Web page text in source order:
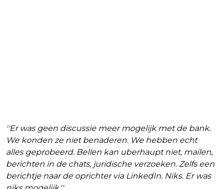
''Er was geen discussie meer mogelijk met de bank.
We konden ze niet benaderen. We hebben echt
alles geprobeerd. Bellen kan uberhaupt niet, mailen,
berichten in de chats, juridische verzoeken. Zelfs een
berichtje naar de oprichter via LinkedIn. Niks. Er was